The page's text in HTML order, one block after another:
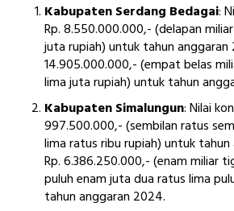
Kabupaten Serdang Bedagai:
Rp. 8.550.000.000,- (delapan
juta rupiah) untuk tahun anggaran
14.905.000.000,- (empat belas
lima juta rupiah) untuk tahun
Kabupaten Simalungun: Nilai
997.500.000,- (sembilan ratus
lima ratus ribu rupiah) untuk
Rp. 6.386.250.000,- (enam miliar
puluh enam juta dua ratus lima
tahun anggaran 2024.